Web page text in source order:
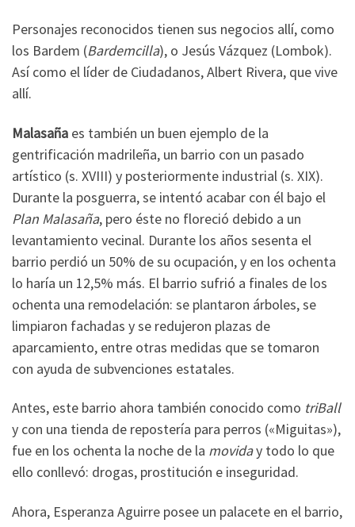
Personajes reconocidos tienen sus negocios allí, como
los Bardem (Bardemcilla), o Jesús Vázquez (Lombok).
Así como el líder de Ciudadanos, Albert Rivera, que vive
allí.
Malasaña es también un buen ejemplo de la
gentrificación madrileña, un barrio con un pasado
artístico (s. XVIII) y posteriormente industrial (s. XIX).
Durante la posguerra, se intentó acabar con él bajo el
Plan Malasaña, pero éste no floreció debido a un
levantamiento vecinal. Durante los años sesenta el
barrio perdió un 50% de su ocupación, y en los ochenta
lo haría un 12,5% más. El barrio sufrió a finales de los
ochenta una remodelación: se plantaron árboles, se
limpiaron fachadas y se redujeron plazas de
aparcamiento, entre otras medidas que se tomaron
con ayuda de subvenciones estatales.
Antes, este barrio ahora también conocido como triBall
y con una tienda de repostería para perros («Miguitas»),
fue en los ochenta la noche de la moviday todo lo que
ello conllevó: drogas, prostitución e inseguridad.
Ahora, Esperanza Aguirre posee un palacete en el barrio,